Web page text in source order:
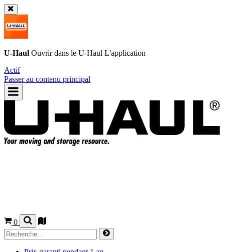
U-Haul Ouvrir dans le U-Haul L'application
Actif
Passer au contenu principal
0